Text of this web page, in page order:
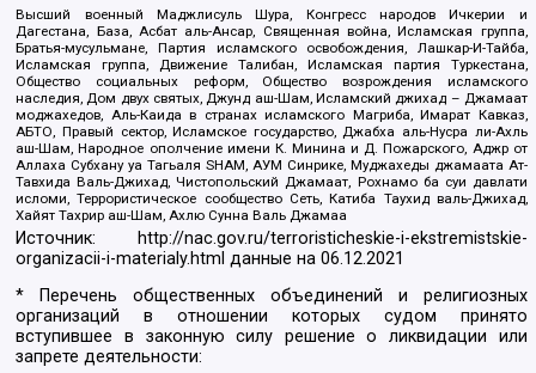
Высший военный Маджлисуль Шура, Конгресс народов Ичкерии и
Дагестана, База, Асбат аль-Ансар, Священная война, Исламская группа,
Братья-мусульмане, Партия исламского освобождения, Лашкар-И-Тайба,
Исламская группа, Движение Талибан, Исламская партия Туркестана,
Общество социальных реформ, Общество возрождения исламского
наследия, Дом двух святых, Джунд аш-Шам, Исламский джихад – Джамаат
моджахедов, Аль-Каида в странах исламского Магриба, Имарат Кавказ,
АБТО, Правый сектор, Исламское государство, Джабха аль-Нусра ли-Ахль
аш-Шам, Народное ополчение имени К. Минина и Д. Пожарского, Аджр от
Аллаха Субхану уа Тагьаля SHAM, АУМ Синрике, Муджахеды джамаата Ат-
Тавхида Валь-Джихад, Чистопольский Джамаат, Рохнамо ба суи давлати
исломи, Террористическое сообщество Сеть, Катиба Таухид валь-Джихад,
Хайят Тахрир аш-Шам, Ахлю Сунна Валь Джамаа
Источник:
http://nac.gov.ru/terroristicheskie-i-ekstremistskie-
organizacii-i-materialy.html данные на06.12.2021
* Перечень общественных объединений и религиозных
организаций в отношении которых судом принято
вступившее в законную силу решение о ликвидации или
запрете деятельности: